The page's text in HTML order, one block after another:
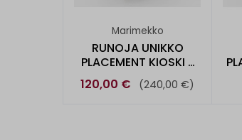
Marimekko
RUNOJA UNIKKO
PLACEMENT KIOSKI -
HUPPARI
120,00 € (240,00 €)